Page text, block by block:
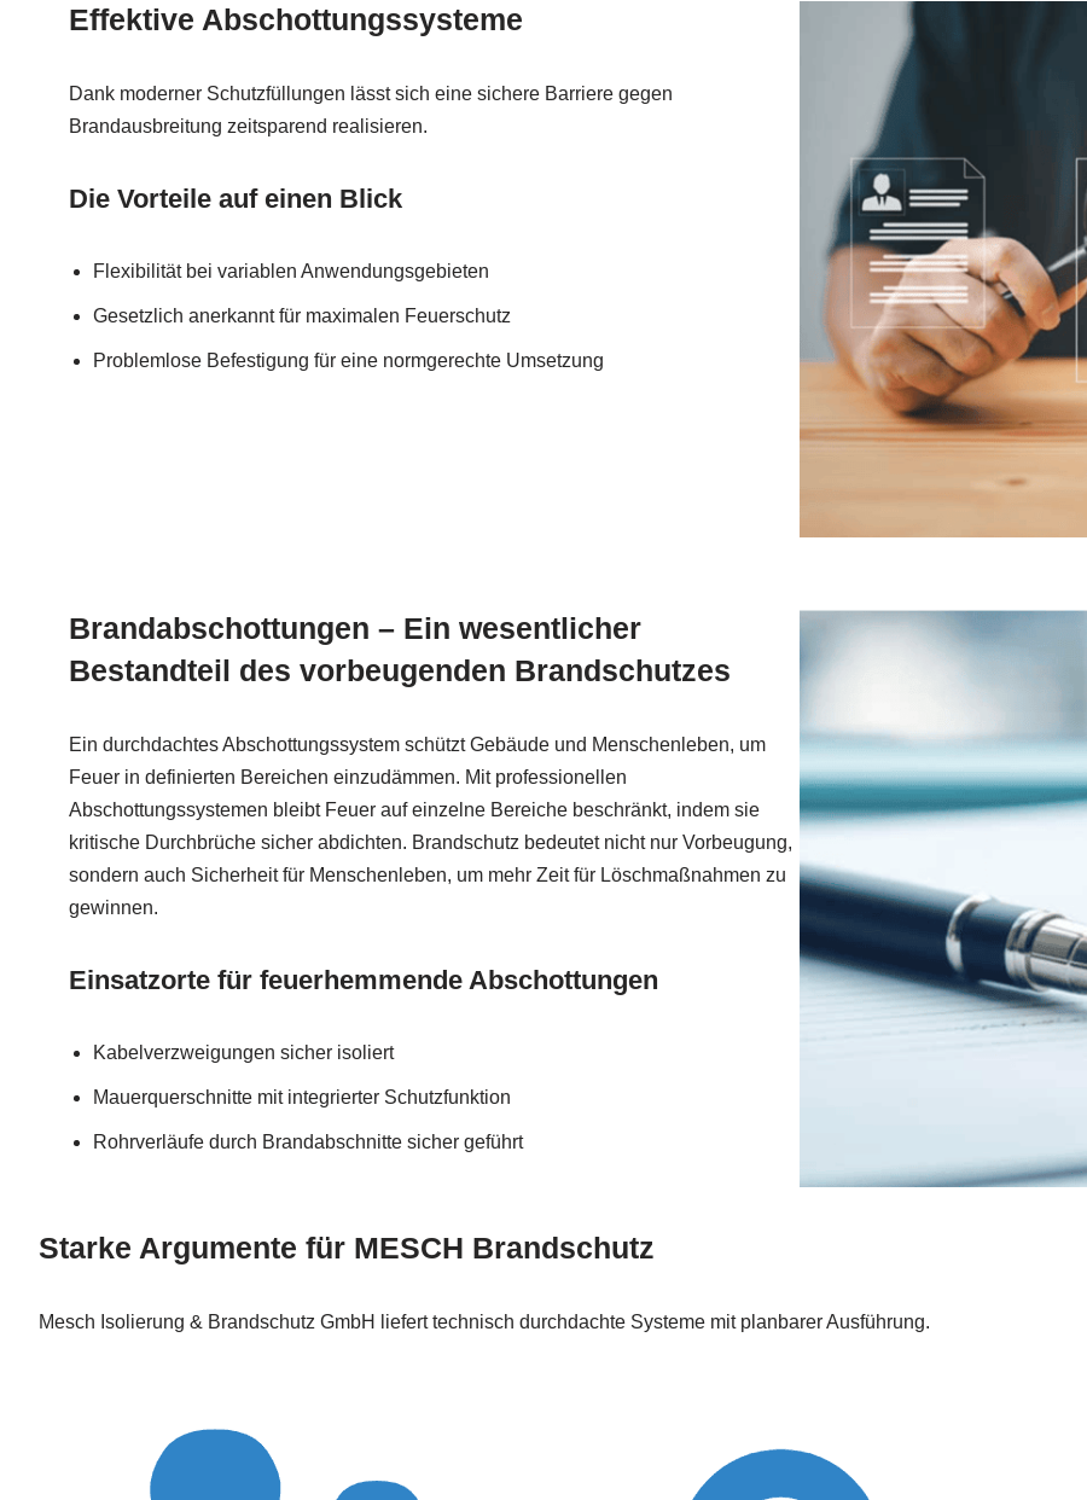
Effektive Abschottungssysteme
Dank moderner Schutzfüllungen lässt sich eine sichere Barriere gegen
Brandausbreitung zeitsparend realisieren.
Die Vorteile auf einen Blick
Flexibilität bei variablen Anwendungsgebieten
Gesetzlich anerkannt für maximalen Feuerschutz
Problemlose Befestigung für eine normgerechte Umsetzung
Brandabschottungen – Ein wesentlicher
Bestandteil des vorbeugenden Brandschutzes
Ein durchdachtes Abschottungssystem schützt Gebäude und Menschenleben, um
Feuer in definierten Bereichen einzudämmen. Mit professionellen
Abschottungssystemen bleibt Feuer auf einzelne Bereiche beschränkt, indem sie
kritische Durchbrüche sicher abdichten. Brandschutz bedeutet nicht nur Vorbeugung,
sondern auch Sicherheit für Menschenleben, um mehr Zeit für Löschmaßnahmen zu
gewinnen.
Einsatzorte für feuerhemmende Abschottungen
Kabelverzweigungen sicher isoliert
Mauerquerschnitte mit integrierter Schutzfunktion
Rohrverläufe durch Brandabschnitte sicher geführt
Starke Argumente für MESCH Brandschutz
Mesch Isolierung & Brandschutz GmbH liefert technisch durchdachte Systeme mit planbarer Ausführung.